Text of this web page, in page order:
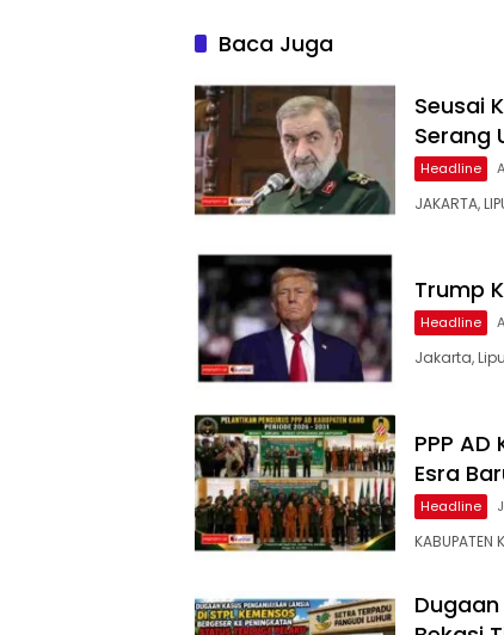
Minta Proses Transparan
dan Bebas Intervensi
Baca Juga
Seusai
Serang
Headline
JAKARTA,
Trump
Headline
Jakarta,
PPP
Esra
Headline
KABUPATEN
Dugaan